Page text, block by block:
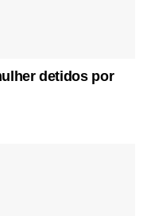
detidos por